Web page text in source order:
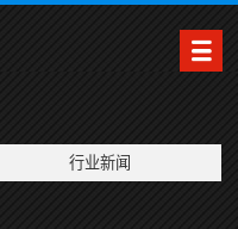
行业新闻